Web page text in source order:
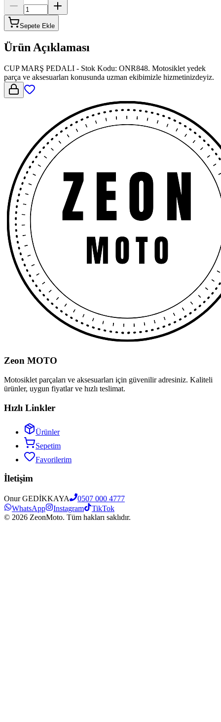
Sepete Ekle
Ürün Açıklaması
CUP MARŞ PEDALI - Stok Kodu: ONR848. Motosiklet yedek
parça ve aksesuarları konusunda uzman ekibimizle hizmetinizdeyiz.
Zeon MOTO
Motosiklet parçaları ve aksesuarları için güvenilir adresiniz. Kaliteli
ürünler, uygun fiyatlar ve hızlı teslimat.
Hızlı Linkler
Ürünler
Sepetim
Favorilerim
İletişim
Onur GEDİKKAYA
0507 000 4777
WhatsApp
Instagram
TikTok
© 2026 ZeonMoto. Tüm hakları saklıdır.